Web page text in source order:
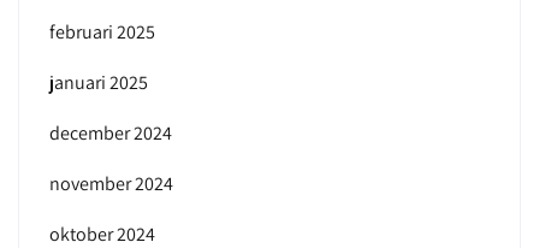
februari 2025
januari 2025
december 2024
november 2024
oktober 2024